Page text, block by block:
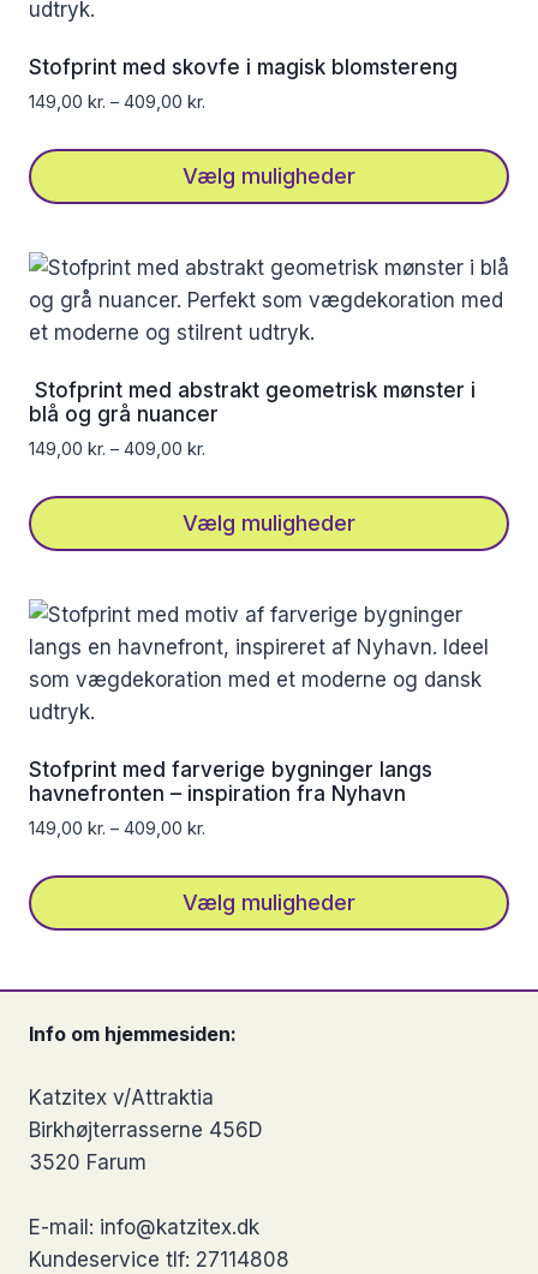
Mulighederne
kan
vælges
varesiden
Stofprint med skovfe i magisk blomstereng
149,00 kr. – 409,00 kr.
Vælg muligheder
vare
flere
Mulighederne
kan
vælges
varesiden
Stofprint med abstrakt geometrisk mønster i
blå og grå nuancer
149,00 kr. – 409,00 kr.
Vælg muligheder
vare
flere
varianter.
Mulighederne
kan
vælges
på
Stofprint med farverige bygninger langs
havnefronten – inspiration fra Nyhavn
149,00 kr. – 409,00 kr.
Vælg muligheder
flere
Mulighederne
kan
vælges
varesiden
Info om hjemmesiden:
Katzitex v/Attraktia
Birkhøjterrasserne 456D
3520 Farum
E-mail: info@katzitex.dk
Kundeservice tlf: 27114808